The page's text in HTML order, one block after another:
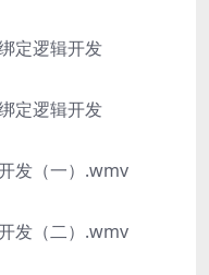
定逻辑开发
定逻辑开发
发（一）.wmv
发（二）.wmv